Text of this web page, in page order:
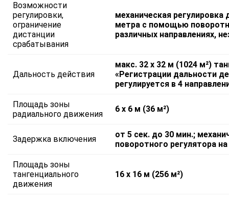
Возможности
регулировки,
ограничение
дистанции
срабатывания
механическая
метра с помощью
различных направлениях,
Дальность действия
макс. 32 х 32 м (1024 м²)
«Регистрации дальности
регулируется в 4
Площадь зоны
радиального движения
6 х 6 м (36 м²)
Задержка включения
от 5 сек. до 30 мин.;
поворотного регулятора
Площадь зоны
тангенциального
движения
16 х 16 м (256 м²)